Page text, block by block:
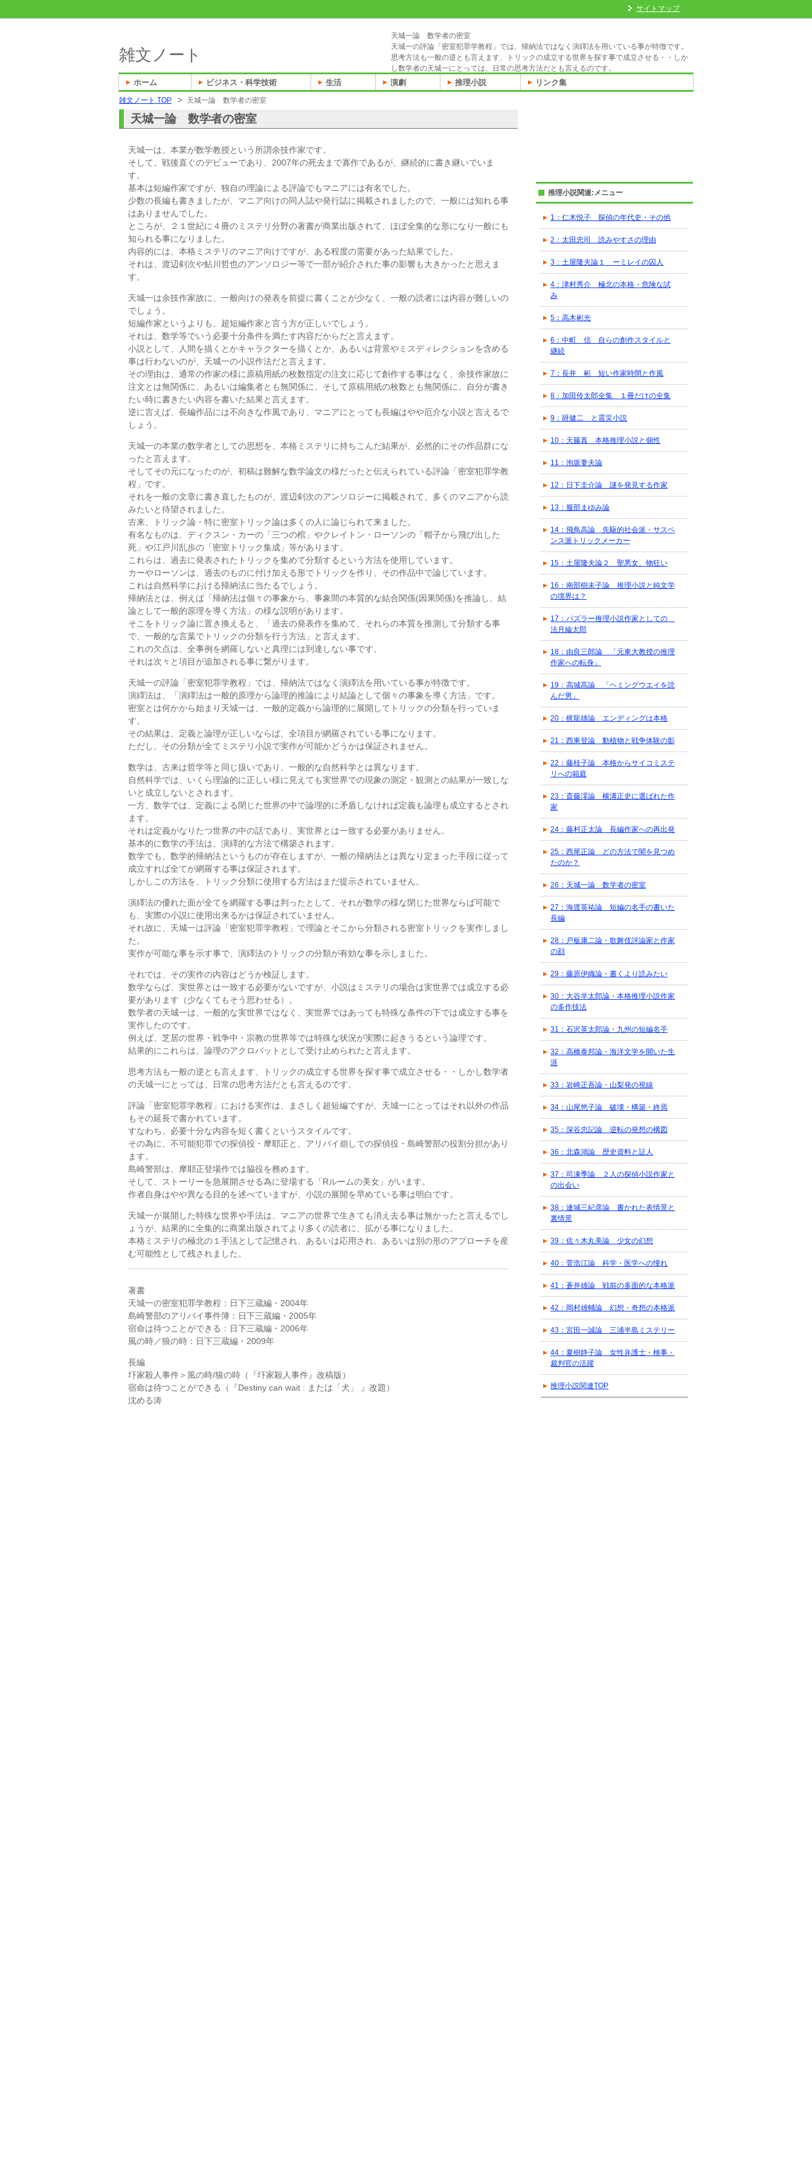
雑文ノート TOP 天城一論 数学者の密室
天城一論 数学者の密室
天城一は、本業が数学教授という所謂余技作家です。
そして、戦後直ぐのデビューであり、2007年の死去まで寡作であるが、継続的に書き継いでいま
す。
基本は短編作家ですが、独自の理論による評論でもマニアには有名でした。
少数の長編も書きましたが、マニア向けの同人誌や発行誌に掲載されましたので、一般には知れる事
はありませんでした。
ところが、２１世紀に４冊のミステリ分野の著書が商業出版されて、ほぼ全集的な形になり一般にも
知られる事になりました。
内容的には、本格ミステリのマニア向けですが、ある程度の需要があった結果でした。
それは、渡辺剣次や鮎川哲也のアンソロジー等で一部が紹介された事の影響も大きかったと思えま
す。
天城一は余技作家故に、一般向けの発表を前提に書くことが少なく、一般の読者には内容が難しいの
でしょう。
短編作家というよりも、超短編作家と言う方が正しいでしょう。
それは、数学等でいう必要十分条件を満たす内容だからだと言えます。
小説として、人間を描くとかキャラクターを描くとか、あるいは背景やミスディレクションを含める
事は行わないのが、天城一の小説作法だと言えます。
その理由は、通常の作家の様に原稿用紙の枚数指定の注文に応じて創作する事はなく、余技作家故に
注文とは無関係に、あるいは編集者とも無関係に、そして原稿用紙の枚数とも無関係に、自分が書き
たい時に書きたい内容を書いた結果と言えます。
逆に言えば、長編作品には不向きな作風であり、マニアにとっても長編はやや厄介な小説と言えるで
しょう。
天城一の本業の数学者としての思想を、本格ミステリに持ちこんだ結果が、必然的にその作品群にな
ったと言えます。
そしてその元になったのが、初稿は難解な数学論文の様だったと伝えられている評論「密室犯罪学教
程」です。
それを一般の文章に書き直したものが、渡辺剣次のアンソロジーに掲載されて、多くのマニアから読
みたいと待望されました。
古来、トリック論・特に密室トリック論は多くの人に論じられて来ました。
有名なものは、ディクスン・カーの「三つの棺」やクレイトン・ローソンの「帽子から飛び出した
死」や江戸川乱歩の「密室トリック集成」等があります。
これらは、過去に発表されたトリックを集めて分類するという方法を使用しています。
カーやローソンは、過去のものに付け加える形でトリックを作り、その作品中で論じています。
これは自然科学における帰納法に当たるでしょう。
帰納法とは、例えば「帰納法は個々の事象から、事象間の本質的な結合関係(因果関係)を推論し、結
論として一般的原理を導く方法」の様な説明があります。
そこをトリック論に置き換えると、「過去の発表作を集めて、それらの本質を推測して分類する事
で、一般的な言葉でトリックの分類を行う方法」と言えます。
これの欠点は、全事例を網羅しないと真理には到達しない事です。
それは次々と項目が追加される事に繋がります。
天城一の評論「密室犯罪学教程」では、帰納法ではなく演繹法を用いている事が特徴です。
演繹法は、「演繹法は一般的原理から論理的推論により結論として個々の事象を導く方法」です。
密室とは何かから始まり天城一は、一般的定義から論理的に展開してトリックの分類を行っていま
す。
その結果は、定義と論理が正しいならば、全項目が網羅されている事になります。
ただし、その分類が全てミステリ小説で実作が可能かどうかは保証されません。
数学は、古来は哲学等と同じ扱いであり、一般的な自然科学とは異なります。
自然科学では、いくら理論的に正しい様に見えても実世界での現象の測定・観測との結果が一致しな
いと成立しないとされます。
一方、数学では、定義による閉じた世界の中で論理的に矛盾しなければ定義も論理も成立するとされ
ます。
それは定義がなりたつ世界の中の話であり、実世界とは一致する必要がありません。
基本的に数学の手法は、演繹的な方法で構築されます。
数学でも、数学的帰納法というものが存在しますが、一般の帰納法とは異なり定まった手段に従って
成立すれば全てが網羅する事は保証されます。
しかしこの方法を、トリック分類に使用する方法はまだ提示されていません。
演繹法の優れた面が全てを網羅する事は判ったとして、それが数学の様な閉じた世界ならば可能で
も、実際の小説に使用出来るかは保証されていません。
それ故に、天城一は評論「密室犯罪学教程」で理論とそこから分類される密室トリックを実作しまし
た。
実作が可能な事を示す事で、演繹法のトリックの分類が有効な事を示しました。
それでは、その実作の内容はどうか検証します。
数学ならば、実世界とは一致する必要がないですが、小説はミステリの場合は実世界では成立する必
要があります（少なくてもそう思わせる）。
数学者の天城一は、一般的な実世界ではなく、実世界ではあっても特殊な条件の下では成立する事を
実作したのです。
例えば、芝居の世界・戦争中・宗教の世界等では特殊な状況が実際に起きうるという論理です。
結果的にこれらは、論理のアクロバットとして受け止められたと言えます。
思考方法も一般の逆とも言えます、トリックの成立する世界を探す事で成立させる・・しかし数学者
の天城一にとっては、日常の思考方法だとも言えるのです。
評論「密室犯罪学教程」における実作は、まさしく超短編ですが、天城一にとってはそれ以外の作品
もその延長で書かれています。
すなわち、必要十分な内容を短く書くというスタイルです。
その為に、不可能犯罪での探偵役・摩耶正と、アリバイ崩しでの探偵役・島崎警部の役割分担があり
ます。
島崎警部は、摩耶正登場作では脇役を務めます。
そして、ストーリーを急展開させる為に登場する「Rルームの美女」がいます。
作者自身はやや異なる目的を述べていますが、小説の展開を早めている事は明白です。
天城一が展開した特殊な世界や手法は、マニアの世界で生きても消え去る事は無かったと言えるでし
ょうが、結果的に全集的に商業出版されてより多くの読者に、拡がる事になりました。
本格ミステリの極北の１手法として記憶され、あるいは応用され、あるいは別の形のアプローチを産
む可能性として残されました。
著書
天城一の密室犯罪学教程：日下三蔵編・2004年
島崎警部のアリバイ事件簿：日下三蔵編・2005年
宿命は待つことができる：日下三蔵編・2006年
風の時／狼の時：日下三蔵編・2009年
長編
圷家殺人事件＞風の時/狼の時（『圷家殺人事件』改稿版）
宿命は待つことができる（『Destiny can wait : または「犬」 』改題）
沈める涛
推理小説関連:メニュー
1：仁木悦子 探偵の年代史・その他
2：太田忠司 読みやすさの理由
3：土屋隆夫論１ ーミレイの囚人
4：津村秀介 極北の本格・危険な試
み
5：高木彬光
6：中町 信 自らの創作スタイルと
継続
7：長井 彬 短い作家時間と作風
8：加田伶太郎全集 １冊だけの全集
9：谺健二 と震災小説
10：天藤真 本格推理小説と個性
11：泡坂妻夫論
12：日下圭介論 謎を発見する作家
13：服部まゆみ論
14：飛鳥高論 先駆的社会派・サスペ
ンス派トリックメーカー
15：土屋隆夫論２ 聖悪女、物狂い
16：南部樹未子論 推理小説と純文学
の境界は？
17：パズラー推理小説作家としての
法月綸太郎
18：由良三郎論 「元東大教授の推理
作家への転身」
19：高城高論 「ヘミングウエイを読
んだ男」
20：梶龍雄論 エンディングは本格
21：西東登論 動植物と戦争体験の影
22：藤桂子論 本格からサイコミステ
リへの箱庭
23：斎藤澪論 横溝正史に選ばれた作
家
24：藤村正太論 長編作家への再出発
25：西尾正論 どの方法で闇を見つめ
たのか？
26：天城一論 数学者の密室
27：海渡英祐論 短編の名手の書いた
長編
28：戸板康二論・歌舞伎評論家と作家
の顔
29：藤原伊織論・書くより読みたい
30：大谷羊太郎論・本格推理小説作家
の多作技法
31：石沢英太郎論・九州の短編名手
32：高橋泰邦論・海洋文学を開いた生
涯
33：岩崎正吾論・山梨発の視線
34：山尾悠子論 破壊・構築・終焉
35：深谷忠記論 逆転の発想の構図
36：北森鴻論 歴史資料と証人
37：司凍季論 ２人の探偵小説作家と
の出会い
38：連城三紀彦論 書かれた表情景と
裏情景
39：佐々木丸美論 少女の幻想
40：菅浩江論 科学・医学への憧れ
41：蒼井雄論 戦前の多面的な本格派
42：岡村雄輔論 幻想・奇想の本格派
43：宮田一誠論 三浦半島ミステリー
44：夏樹静子論 女性弁護士・検事・
裁判官の活躍
推理小説関連TOP
サイトマップ
雑文ノート
天城一論 数学者の密室
天城一の評論「密室犯罪学教程」では、帰納法ではなく演繹法を用いている事が特徴です。
思考方法も一般の逆とも言えます、トリックの成立する世界を探す事で成立させる・・しか
し数学者の天城一にとっては、日常の思考方法だとも言えるのです。
ホーム ビジネス・科学技術 生活 演劇 推理小説 リンク集